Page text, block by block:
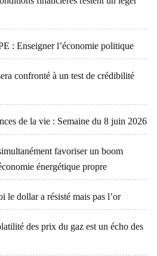
: Enseigner l’économie politique
confronté à un test de crédibilité
de la vie : Semaine du 8 juin 2026
favoriser un boom
énergétique propre
le dollar a résisté mais pas l’or
des prix du gaz est un écho des